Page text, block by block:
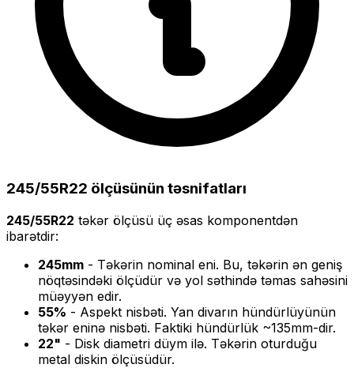
245/55R22 ölçüsünün təsnifatları
245/55R22 təkər ölçüsü üç əsas komponentdən
ibarətdir:
245mm - Təkərin nominal eni. Bu, təkərin ən geniş
nöqtəsindəki ölçüdür və yol səthində təmas sahəsini
müəyyən edir.
55% - Aspekt nisbəti. Yan divarın hündürlüyünün
təkər eninə nisbəti. Faktiki hündürlük ~135mm-dir.
22" - Disk diametri düym ilə. Təkərin oturduğu
metal diskin ölçüsüdür.